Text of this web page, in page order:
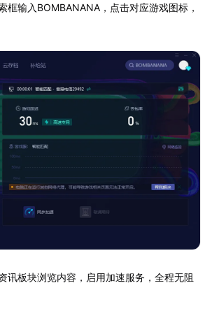
框输入BOMBANANA，点击对应游戏图标，
讯板块浏览内容，启用加速服务，全程无阻